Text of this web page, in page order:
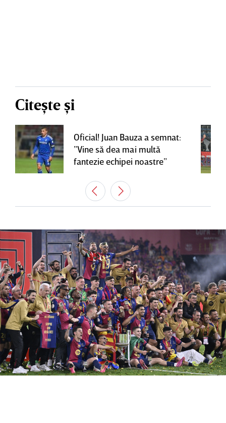
Citește și
Oficial! Juan Bauza a semnat:
”Vine să dea mai multă
fantezie echipei noastre”